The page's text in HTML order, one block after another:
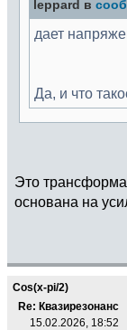
leppard в
дает
Да, и что
Это
основана на
Cos(x-pi/2)
Re: Квазирезонанс
15.02.2026, 18:52